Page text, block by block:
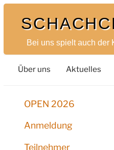
Zum
Inhalt
springen
Bei uns spielt auch der
Über uns Aktuelles
OPEN 2026
Anmeldung
Teilnehmer